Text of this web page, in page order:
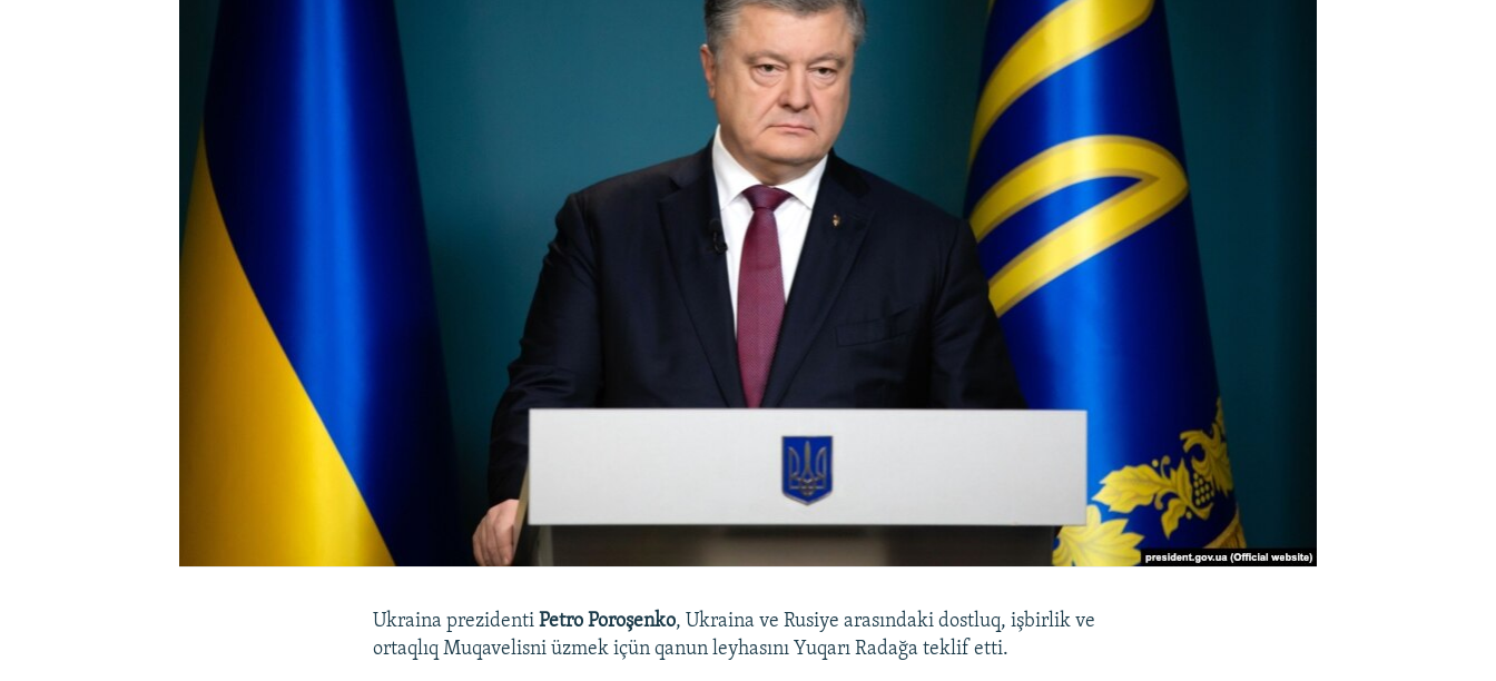
Ukraina prezidentiPetro Poroşenko, Ukraina ve Rusiye arasındaki dostluq, işbirlik ve
ortaqlıq Muqavelisni üzmek içün qanun leyhasını Yuqarı Radağa teklif etti.